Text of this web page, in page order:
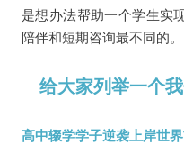
是想办法帮助一个学生实
陪伴和短期咨询最不同的。
给大家列举一个
高中辍学学子逆袭上岸世